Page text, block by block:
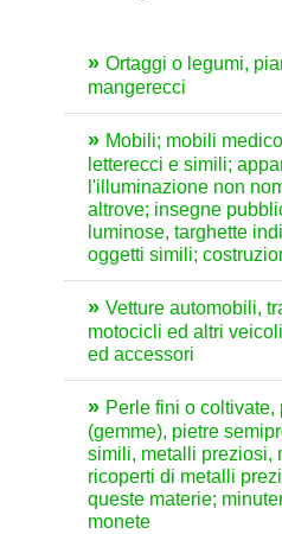
Ortaggi o legumi,
mangerecci
Mobili; mobili
letterecci e simili;
l'illuminazione non
altrove; insegne
luminose, targhette
oggetti simili;
Vetture automobili,
motocicli ed altri
ed accessori
Perle fini o coltivate,
(gemme), pietre
simili, metalli preziosi,
ricoperti di metalli
queste materie;
monete